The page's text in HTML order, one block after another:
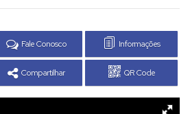
Fale Conosco Informações
Compartilhar QR Code